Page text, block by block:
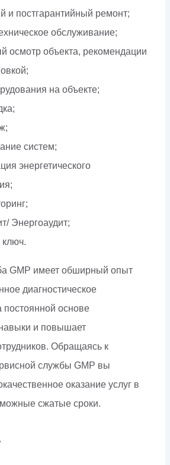
и постгарантийный ремонт;
обслуживание;
осмотр объекта, рекомендации
на объекте;
систем;
энергетического
Энергоаудит;
GMP имеет обширный опыт
диагностическое
постоянной основе
и повышает
Обращаясь к
службы GMP вы
оказание услуг в
сжатые сроки.